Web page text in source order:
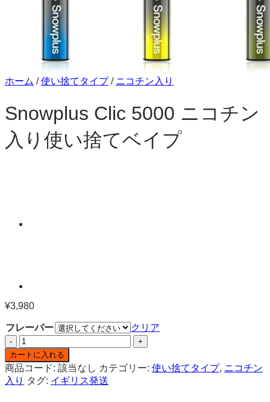
ホーム / 使い捨てタイプ / ニコチン入り
Snowplus Clic 5000 ニコチン
入り使い捨てベイプ
¥3,980
フレーバー
クリア
Snowplus
Clic
5000
ニ
コ
カートに入れる
商品コード: 該当なし カテゴリー: 使い捨てタイプ, ニコチン
入り タグ: イギリス発送